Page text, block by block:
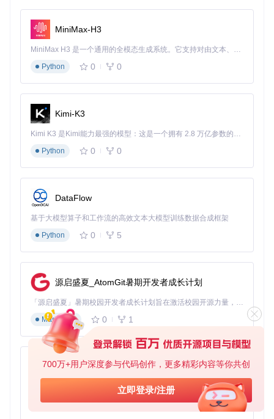
700万+用户深度参与代码创作，更多精彩内容等你共创
立即登录/注册
智能告警策略：实现消息队列异常的精准识别与及时响应
Gatus的告警系统采用"条件触发-分级通知"的设计理念，通过
可配置的告警规则实现精细化监控。与传统监控工具相比，其
长度连续5分钟超过阈值且消费速率下降30%时触发告警"。告
警通知通过Provider模块支持Slack、PagerDuty、Email等20
+种渠道，同时提供"告警抑制"和"告警聚合"功能，有效避免告
警风暴。
数据可视化与趋势分析：从监控数据中挖掘性能瓶颈
afana等可视化平台集成，实现消息队列监控数据的多维度展
示。用户可自定义仪表盘，实时监控消息吞吐量、消费延迟、
队列堆积等核心指标的变化趋势。通过历史数据对比分析，能
够准确识别性能拐点，为容量规划和架构优化提供数据支持。
响应时间等关键指标的实时趋势图，帮助开发者直观掌握消息
队列运行状态
多场景配置模板：针对不同消息队列的差异化实
Kafka分区不均衡的智能监控方案
Kafka作为分布式流处理平台，其分区消费均衡性直接影响整
体吞吐量。以下配置通过监控分区滞后量和消费者组状态，实
现Kafka集群的精细化监控：
name: kafka-partition-monitor
# 使用Kafka Admin API检查分区状态
MiniMax-H3
MiniMax H3 是一个通用的全模态生成系统。它支持对由文本、图像、视频和音频组成的多模态上下文进行统一理解，并能生成分辨率高达 2K、时长可达 15 秒的带原生立体声音频的视频。得益于面向任务泛化的系统设计，H3 在预训练阶段就已具备广泛的多模态上下文理解与生成能力，能够出色地执行复杂的多模态指令。
Python
0 0
Kimi-K3
Kimi K3 是Kimi能力最强的模型：这是一个拥有 2.8 万亿参数的混合专家（MoE）模型，具备原生视觉理解能力，并支持 100 万 token 的上下文窗口。
Python
0 0
DataFlow
基于大模型算子和工作流的高效文本大模型训练数据合成框架
Python
0 5
源启盛夏_AtomGit暑期开发者成长计划
「源启盛夏」暑期校园开发者成长计划旨在激活校园开源力量，通过积分激励、认证扶持、资源倾斜等形式，引导高校组织和开发者完成「入驻 — 建项目 — 做贡献 — 获认证 — 得资源」的完整闭环。无论你是想带领社团入驻平台的组织者，还是希望用代码贡献证明自己的开发者，都能在这里找到属于你的成长路径。
Markdown
0 1
py-xiaozhi
基于Python的Xiaozhi AI，适用于想要完整Xiaozhi体验而无需拥有专用硬件的用户。
Python
0 1